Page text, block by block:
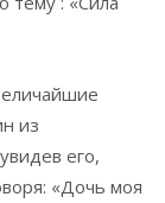
из
его,
«Дочь моя